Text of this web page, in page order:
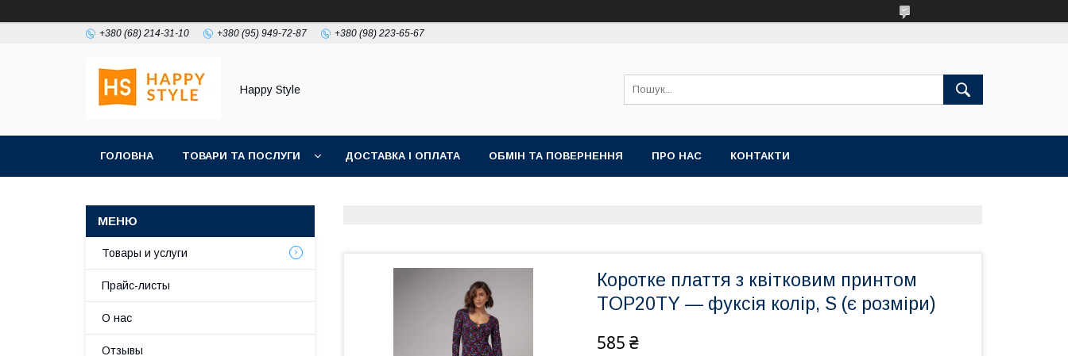
+380 (68) 214-31-10 +380 (95) 949-72-87 +380 (98) 223-65-67
Happy Style
ГОЛОВНА ТОВАРИ ТА ПОСЛУГИ ДОСТАВКА І ОПЛАТА ОБМІН ТА ПОВЕРНЕННЯ ПРО НАС КОНТАКТИ
Коротке плаття з квітковим принтом
TOP20TY — фуксія колір, S (є розміри)
585 ₴
Товары и услуги
Прайс-листы
О нас
Отзывы